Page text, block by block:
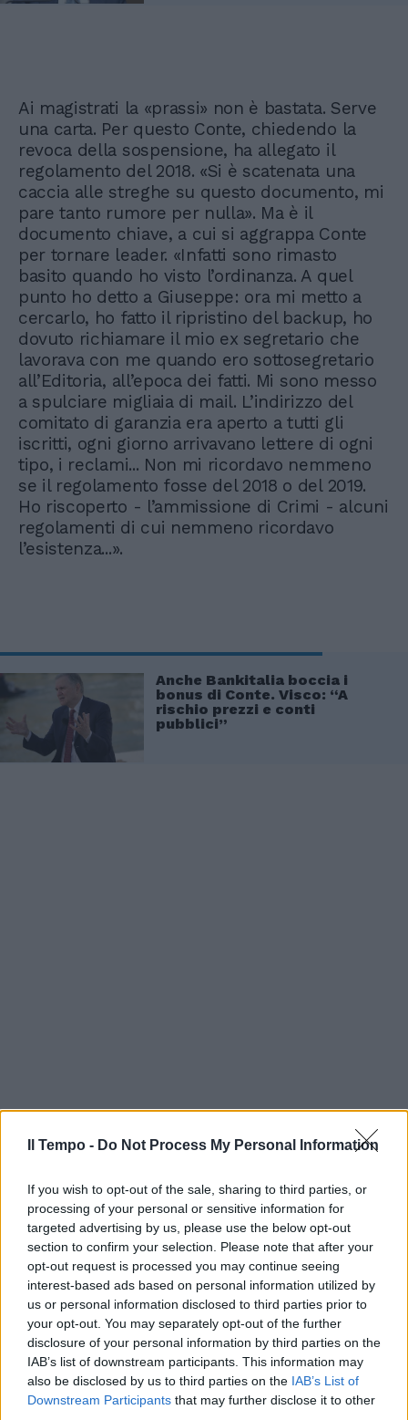
Il Tempo - Do Not Process My Personal Information
If you wish to opt-out of the sale, sharing to third parties, or
processing of your personal or sensitive information for
targeted advertising by us, please use the below opt-out
section to confirm your selection. Please note that after your
opt-out request is processed you may continue seeing
interest-based ads based on personal information utilized by
us or personal information disclosed to third parties prior to
your opt-out. You may separately opt-out of the further
disclosure of your personal information by third parties on the
IAB’s list of downstream participants. This information may
also be disclosed by us to third parties on the IAB’s List of
Downstream Participants that may further disclose it to other
Ai magistrati la «prassi» non è bastata. Serve
una carta. Per questo Conte, chiedendo la
revoca della sospensione, ha allegato il
regolamento del 2018. «Si è scatenata una
caccia alle streghe su questo documento, mi
pare tanto rumore per nulla». Ma è il
documento chiave, a cui si aggrappa Conte
per tornare leader. «Infatti sono rimasto
basito quando ho visto l’ordinanza. A quel
punto ho detto a Giuseppe: ora mi metto a
cercarlo, ho fatto il ripristino del backup, ho
dovuto richiamare il mio ex segretario che
lavorava con me quando ero sottosegretario
all’Editoria, all’epoca dei fatti. Mi sono messo
a spulciare migliaia di mail. L’indirizzo del
comitato di garanzia era aperto a tutti gli
iscritti, ogni giorno arrivavano lettere di ogni
tipo, i reclami... Non mi ricordavo nemmeno
se il regolamento fosse del 2018 o del 2019.
Ho riscoperto - l’ammissione di Crimi - alcuni
regolamenti di cui nemmeno ricordavo
l’esistenza...».
Anche Bankitalia boccia i
bonus di Conte. Visco: “A
rischio prezzi e conti
pubblici”